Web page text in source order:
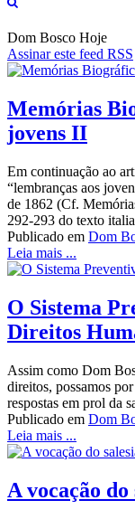
Dom Bosco Hoje
Assinar este feed RSS
Memórias
jovens II
Em continuação ao
“lembranças aos
de 1862 (Cf.
292-293 do texto
Publicado em Dom
Leia mais ...
O Sistema
Direitos
Assim como Dom
direitos, possamos
respostas em prol da
Publicado em Dom
Leia mais ...
A vocação